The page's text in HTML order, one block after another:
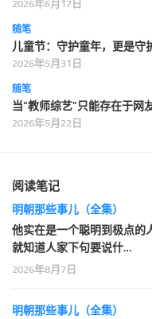
2026年6月17日
随笔
儿童节：守护童年，更是守
2026年5月31日
随笔
当“教师综艺”只能存在于网
2026年5月22日
阅读笔记
明朝那些事儿（全集）
他实在是一个聪明到极点的
就知道人家下句要说什…
2026年8月7日
明朝那些事儿（全集）